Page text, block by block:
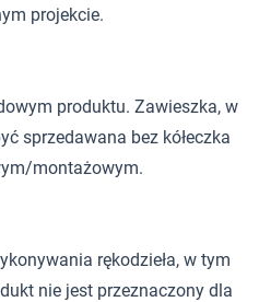
projekcie.
produktu. Zawieszka, w
sprzedawana bez kółeczka
montażowym.
rękodzieła, w tym
nie jest przeznaczony dla